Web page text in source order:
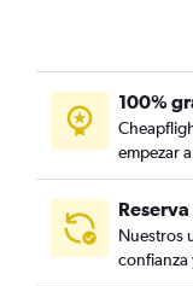
100%
empezar
Nuestros
confianza